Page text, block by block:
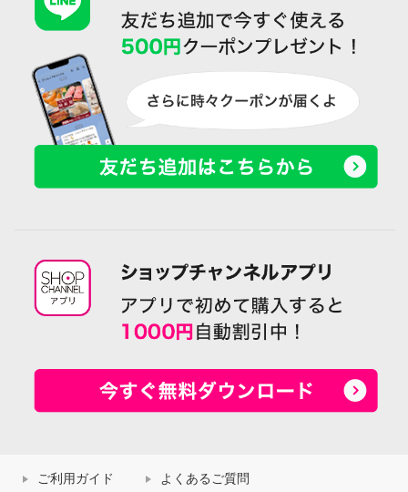
ご利用ガイド よくあるご質問